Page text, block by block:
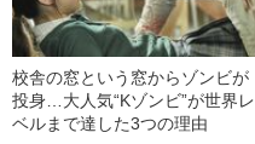
校舎の窓という窓からゾンビが
投身…大人気“Kゾンビ”が世界レ
ベルまで達した3つの理由